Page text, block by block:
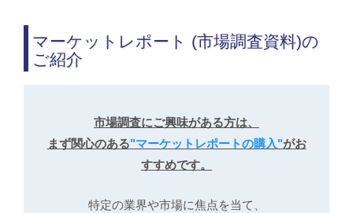
マーケットレポート (市場調査資料)の
ご紹介
市場調査にご興味がある方は、
まず関心のある"マーケットレポートの購入"がお
すすめです。
特定の業界や市場に焦点を当て、